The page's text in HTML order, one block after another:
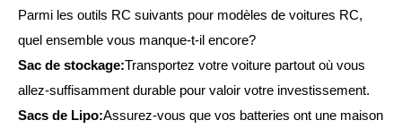
Parmi les outils RC suivants pour modèles de voitures RC,
quel ensemble vous manque-t-il encore?
Sac de stockage:Transportez votre voiture partout où vous
allez-suffisamment durable pour valoir votre investissement.
Sacs de Lipo:Assurez-vous que vos batteries ont une maison